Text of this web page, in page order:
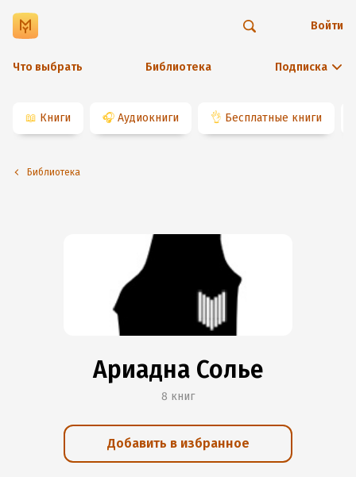
Что выбрать Библиотека Подписка
Войти
📖 Книги 🎧 Аудиокниги 👌 Бесплатные книги
Библиотека
Ариадна Солье
8 книг
Добавить в избранное